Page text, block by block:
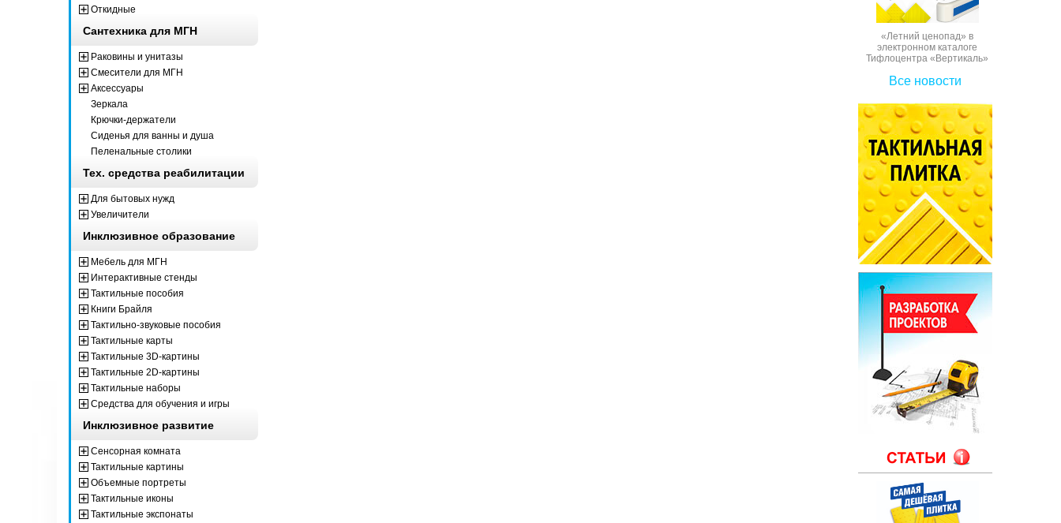
Откидные
Сантехника для МГН
Раковины и унитазы
Смесители для МГН
Аксессуары
Зеркала
Крючки-держатели
Сиденья для ванны и душа
Пеленальные столики
Тех. средства реабилитации
Для бытовых нужд
Увеличители
Инклюзивное образование
Мебель для МГН
Интерактивные стенды
Тактильные пособия
Книги Брайля
Тактильно-звуковые пособия
Тактильные карты
Тактильные 3D-картины
Тактильные 2D-картины
Тактильные наборы
Средства для обучения и игры
Инклюзивное развитие
Сенсорная комната
Тактильные картины
Объемные портреты
Тактильные иконы
Тактильные экспонаты
«Летний ценопад» в
электронном каталоге
Тифлоцентра «Вертикаль»
Все новости